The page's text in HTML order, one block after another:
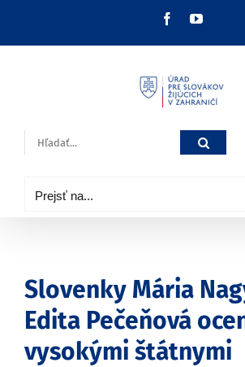
FacebookYouTube
Hľadať:
Prejsť na...
Slovenky Mária
Edita Pečeňová
vysokými štátnymi